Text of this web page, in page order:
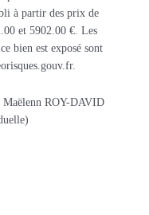
à partir des prix de
et 5902.00 €. Les
bien est exposé sont
ROY-DAVID